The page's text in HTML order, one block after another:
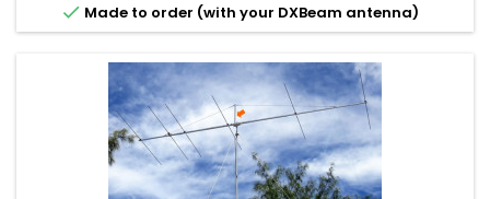
 Made to order (with your DXBeam antenna)